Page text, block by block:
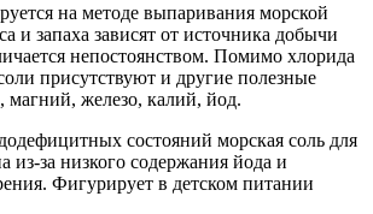
на методе выпаривания морской
и запаха зависят от источника добычи
непостоянством. Помимо хлорида
присутствуют и другие полезные
магний, железо, калий, йод.
состояний морская соль для
из-за низкого содержания йода и
Фигурирует в детском питании